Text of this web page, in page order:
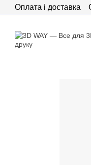
Перейти до основного
Оплата і доставка